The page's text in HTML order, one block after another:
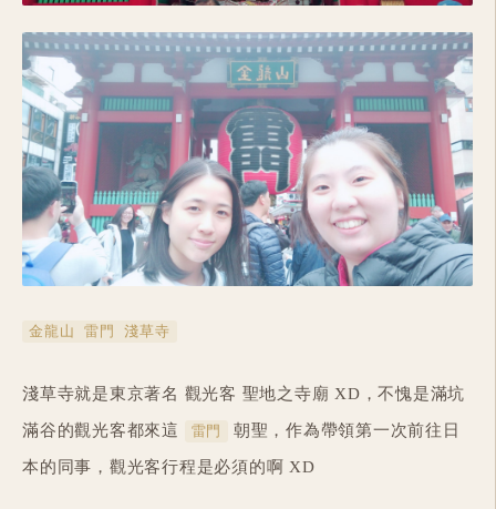
金龍山 雷門 淺草寺
淺草寺就是東京著名 觀光客 聖地之寺廟 XD，不愧是滿坑
滿谷的觀光客都來這 雷門 朝聖，作為帶領第一次前往日
本的同事，觀光客行程是必須的啊 XD